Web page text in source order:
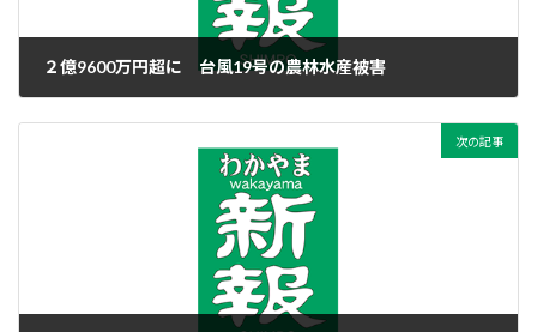
２億9600万円超に 台風19号の農林水産被害
次の記事